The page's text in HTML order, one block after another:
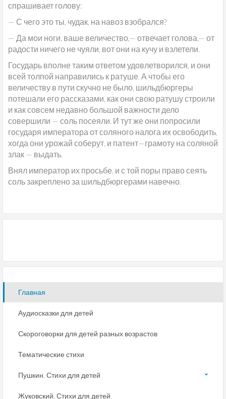
спрашивает голову:
— С чего это ты, чудак, на навоз взобрался?
— Да мои ноги, ваше величество,— отвечает голова,— от
радости ничего не чуяли, вот они на кучу и взлетели.
Государь вполне таким ответом удовлетворился, и они
всей толпой направились к ратуше. А чтобы его
величеству в пути скучно не было, шильдбюргеры
потешали его рассказами, как они свою ратушу строили
и как совсем недавно большой важности дело
совершили — соль посеяли. И тут же они попросили
государя императора от соляного налога их освободить,
хогда они урожай соберут, и патент—грамоту на соляной
злак — выдать.
Внял император их просьбе, и с той поры право сеять
соль закреплено за шильдбюргерами навечно.
Главная
Аудиосказки для детей
Скороговорки для детей разных возрастов
Тематические стихи
Пушкин. Стихи для детей
Жуковский. Стихи для детей